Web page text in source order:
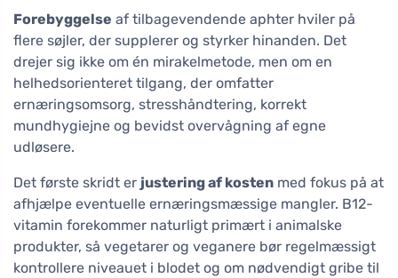
Forebyggelse af tilbagevendende aphter hviler på
flere søjler, der supplerer og styrker hinanden. Det
drejer sig ikke om én mirakelmetode, men om en
helhedsorienteret tilgang, der omfatter
ernæringsomsorg, stresshåndtering, korrekt
mundhygiejne og bevidst overvågning af egne
udløsere.
Det første skridt er justering af kosten med fokus på at
afhjælpe eventuelle ernæringsmæssige mangler. B12-
vitamin forekommer naturligt primært i animalske
produkter, så vegetarer og veganere bør regelmæssigt
kontrollere niveauet i blodet og om nødvendigt gribe til